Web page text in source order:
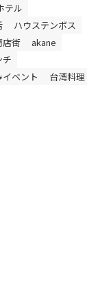
テル
ハウステンボス
店街
akane
チ
ベント
台湾料理